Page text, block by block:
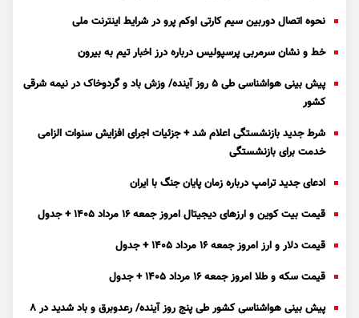
نحوه اتصال دوربین سیم کارتی اوکم پرو در شرایط اینترنت ملی
خط و نشان سرمربی پرسپولیس درباره درز اخبار تیم به بیرون
پیش بینی هواشناسی طی ۵ روز آینده/ وزش باد و گردوخاک در نیمه شرقی
کشور
شرط جدید بازنشستگی اعلام شد + جزئیات اجرای افزایش سنوات الزامی
خدمت برای بازنشستگی
ادعای جدید ترامپ درباره زمان پایان جنگ با ایران
قیمت بیت کوین و ارز‌های دیجیتال امروز جمعه ۱۶ مرداد ۱۴۰۵ + جدول
قیمت دلار و ارز امروز جمعه ۱۶ مرداد ۱۴۰۵ + جدول
قیمت سکه و طلا امروز جمعه ۱۶ مرداد ۱۴۰۵ + جدول
پیش بینی هواشناسی کشور طی پنج روز آینده/ رعدوبرق و باد شدید در ۸